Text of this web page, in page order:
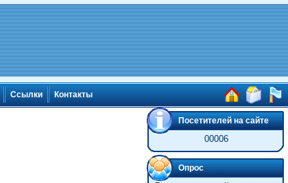
Ссылки Контакты
Посетителей на сайте
00006
Опрос